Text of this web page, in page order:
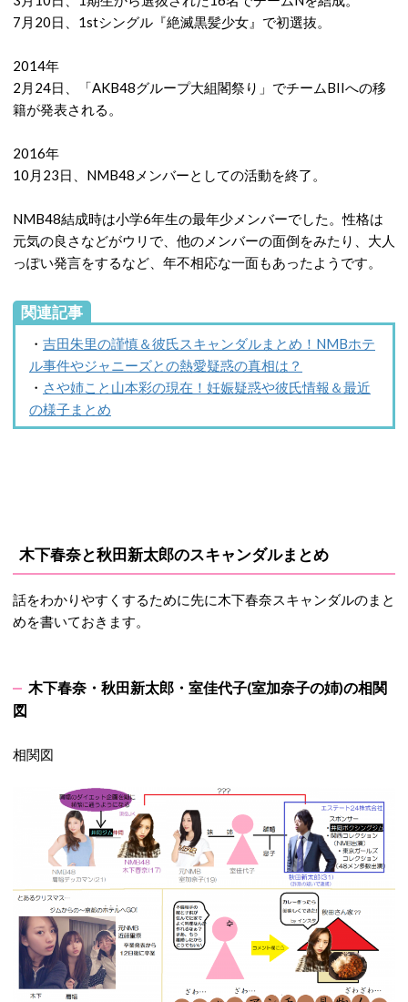
7月20日、1stシングル『絶滅黒髪少女』で初選抜。
2014年
2月24日、「AKB48グループ大組閣祭り」でチームBIIへの移
籍が発表される。
2016年
10月23日、NMB48メンバーとしての活動を終了。
NMB48結成時は小学6年生の最年少メンバーでした。性格は
元気の良さなどがウリで、他のメンバーの面倒をみたり、大人
っぽい発言をするなど、年不相応な一面もあったようです。
関連記事
・ 吉田朱里の謹慎＆彼氏スキャンダルまとめ！NMBホテ
ル事件やジャニーズとの熱愛疑惑の真相は？
・ さや姉こと山本彩の現在！妊娠疑惑や彼氏情報＆最近
の様子まとめ
木下春奈と秋田新太郎のスキャンダルまとめ
話をわかりやすくするために先に木下春奈スキャンダルのまと
めを書いておきます。
木下春奈・秋田新太郎・室佳代子(室加奈子の姉)の相関
図
相関図